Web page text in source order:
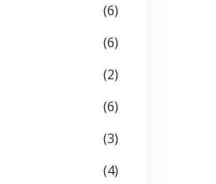
(6)
(6)
(2)
(6)
(3)
(4)